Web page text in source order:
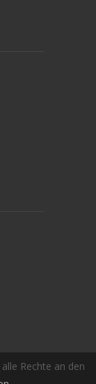
Rechte an den